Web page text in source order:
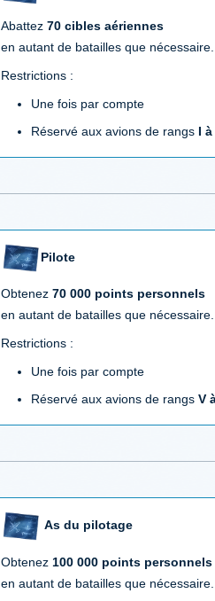
Abattez 70 cibles aériennes
en autant de batailles que nécessaire.
Restrictions :
Une fois par compte
Réservé aux avions de rangs I à
Pilote
Obtenez 70 000 points personnels
en autant de batailles que nécessaire.
Restrictions :
Une fois par compte
Réservé aux avions de rangs V
As du pilotage
Obtenez 100 000 points personnels
en autant de batailles que nécessaire.